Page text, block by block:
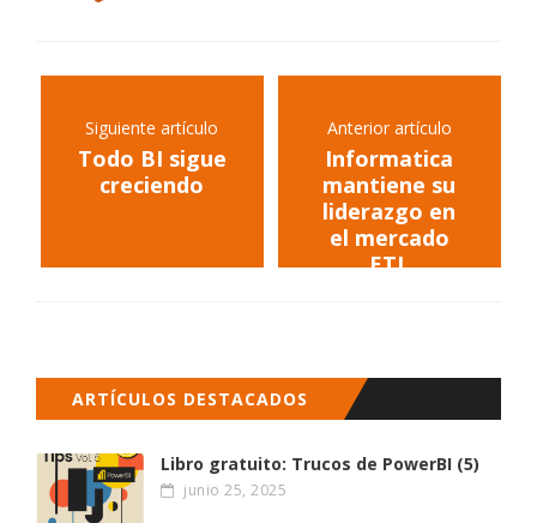
Siguiente artículo
Todo BI sigue
creciendo
Anterior artículo
Informatica
mantiene su
liderazgo en
el mercado
ETL
ARTÍCULOS DESTACADOS
Libro gratuito: Trucos de PowerBI (5)
junio 25, 2025